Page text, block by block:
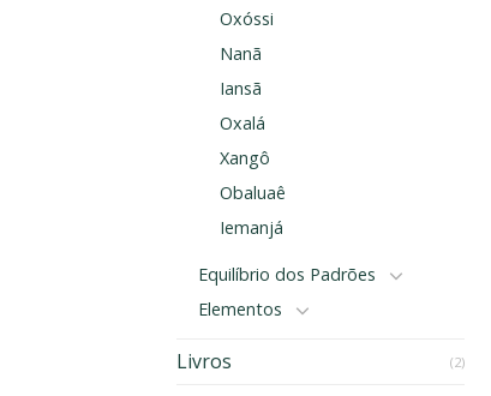
Oxóssi
Nanã
Iansã
Oxalá
Xangô
Obaluaê
Iemanjá
Equilíbrio dos Padrões
Elementos
Livros (2)